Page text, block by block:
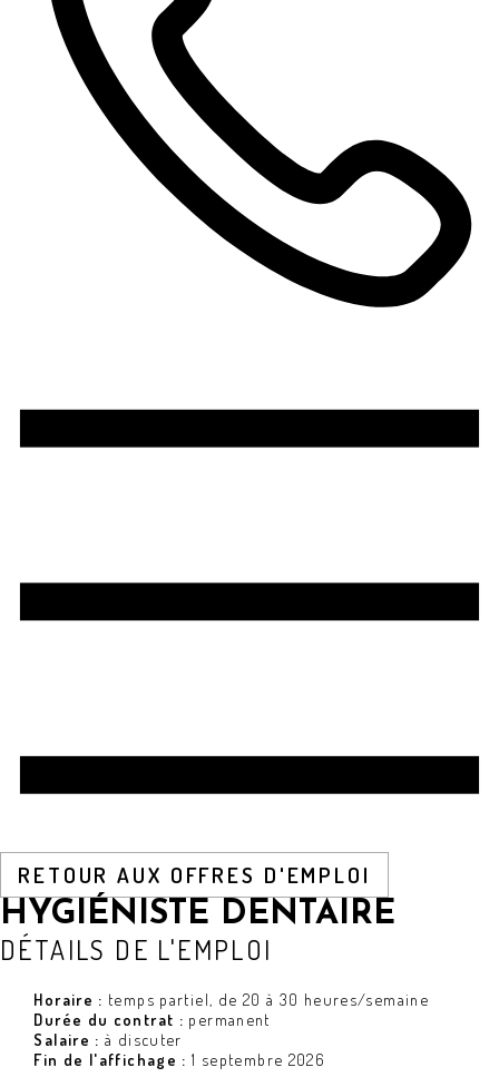
RETOUR AUX OFFRES D'EMPLOI
HYGIÉNISTE DENTAIRE
DÉTAILS DE L'EMPLOI
Horaire : temps partiel, de 20 à 30 heures/semaine
Durée du contrat : permanent
Salaire : à discuter
Fin de l'affichage : 1 septembre 2026